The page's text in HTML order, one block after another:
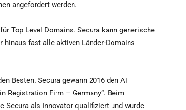
angefordert werden.
Top Level Domains. Secura kann generische
hinaus fast alle aktiven Länder-Domains
Besten. Secura gewann 2016 den Ai
Registration Firm – Germany“. Beim
Secura als Innovator qualifiziert und wurde